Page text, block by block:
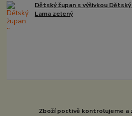
Dětský župan s výšivkou
Lama zelený
Zboží poctivě kontrolujeme a